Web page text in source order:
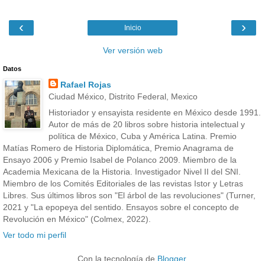
‹ ›
Inicio
Ver versión web
Datos
Rafael Rojas
Ciudad México, Distrito Federal, Mexico
Historiador y ensayista residente en México desde 1991.
Autor de más de 20 libros sobre historia intelectual y
política de México, Cuba y América Latina. Premio
Matías Romero de Historia Diplomática, Premio Anagrama de
Ensayo 2006 y Premio Isabel de Polanco 2009. Miembro de la
Academia Mexicana de la Historia. Investigador Nivel II del SNI.
Miembro de los Comités Editoriales de las revistas Istor y Letras
Libres. Sus últimos libros son "El árbol de las revoluciones" (Turner,
2021 y "La epopeya del sentido. Ensayos sobre el concepto de
Revolución en México" (Colmex, 2022).
Ver todo mi perfil
Con la tecnología de Blogger.